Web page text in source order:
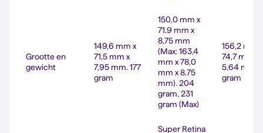
Grootte en
gewicht
149,6 mm x
71,5 mm x
7,95 mm. 177
gram
150,0 mm x
71,9 mm x
8,75 mm
(Max: 163,4
mm x 78,0
mm x 8,75
mm). 204
gram, 231
gram (Max)
156,2 mm x
74,7 mm x
5,64 mm.
gram
Super Retina